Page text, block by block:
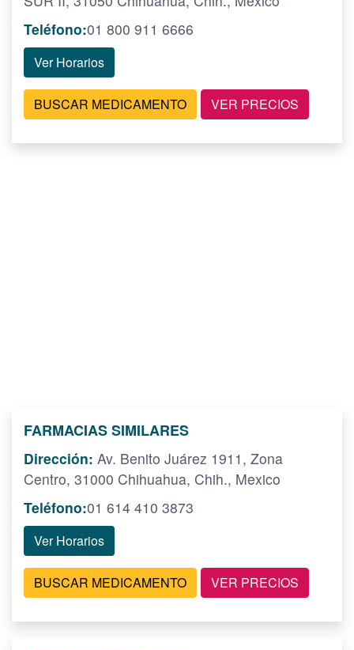
Teléfono:01 800 911 6666
Ver Horarios
BUSCAR MEDICAMENTO VER PRECIOS
FARMACIAS SIMILARES
Dirección: Av. Benito Juárez 1911, Zona
Centro, 31000 Chihuahua, Chih., Mexico
Teléfono:01 614 410 3873
Ver Horarios
BUSCAR MEDICAMENTO VER PRECIOS